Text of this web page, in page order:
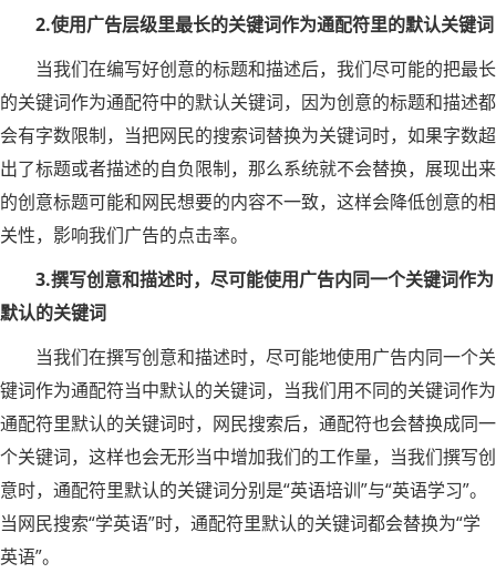
2.使用广告层级里最长的关键词作为通配符里的默认关键词
当我们在编写好创意的标题和描述后，我们尽可能的把最长
的关键词作为通配符中的默认关键词，因为创意的标题和描述都
会有字数限制，当把网民的搜索词替换为关键词时，如果字数超
出了标题或者描述的自负限制，那么系统就不会替换，展现出来
的创意标题可能和网民想要的内容不一致，这样会降低创意的相
关性，影响我们广告的点击率。
3.撰写创意和描述时，尽可能使用广告内同一个关键词作为
默认的关键词
当我们在撰写创意和描述时，尽可能地使用广告内同一个关
键词作为通配符当中默认的关键词，当我们用不同的关键词作为
通配符里默认的关键词时，网民搜索后，通配符也会替换成同一
个关键词，这样也会无形当中增加我们的工作量，当我们撰写创
意时，通配符里默认的关键词分别是“英语培训”与“英语学习”。
当网民搜索“学英语”时，通配符里默认的关键词都会替换为“学
英语”。